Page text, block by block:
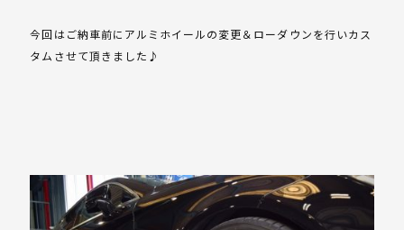
今回はご納車前にアルミホイールの変更＆ローダウンを行いカス
タムさせて頂きました♪